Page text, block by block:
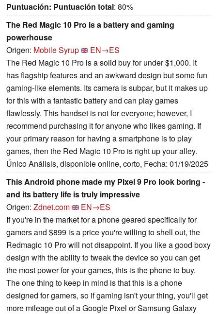
Puntuación: Puntuación total: 80%
The Red Magic 10 Pro is a battery and gaming
powerhouse
Origen: Mobile Syrup
EN→ES
The Red Magic 10 Pro is a solid buy for under $1,000. It
has flagship features and an awkward design but some fun
gaming-like elements. Its camera is subpar, but it makes up
for this with a fantastic battery and can play games
flawlessly. This handset is not for everyone; however, I
recommend purchasing it for anyone who likes gaming. If
your primary reason for having a smartphone is to play
games, then the Red Magic 10 Pro is right up your alley.
Único Análisis, disponible online, corto, Fecha: 01/19/2025
This Android phone made my Pixel 9 Pro look boring -
and its battery life is truly impressive
Origen: Zdnet.com
EN→ES
If you're in the market for a phone geared specifically for
gamers and $899 is a price you're willing to shell out, the
Redmagic 10 Pro will not disappoint. If you like a good boxy
design with the ability to tweak the device so you can get
the most power for your games, this is the phone to buy.
The one thing to keep in mind is that this is a phone
designed for gamers, so if gaming isn't your thing, you'll get
more mileage out of a Google Pixel or Samsung Galaxy